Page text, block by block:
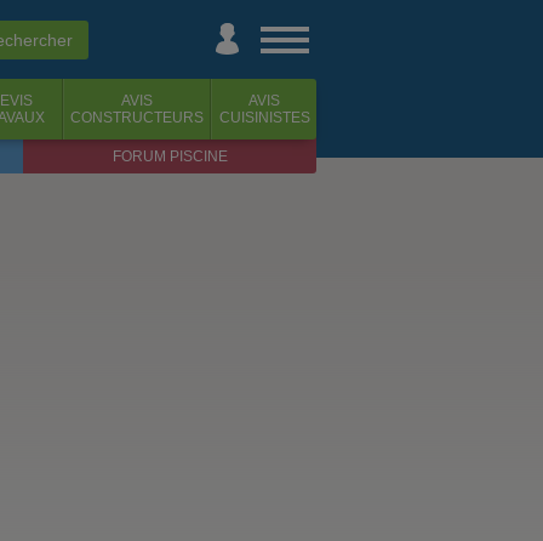
AVIS
CONSTRUCTEURS
AVIS
CUISINISTES
FORUM PISCINE